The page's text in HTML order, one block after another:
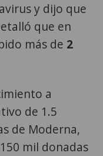
y dijo que
que en
más de 2
a
de 1.5
de Moderna,
mil donadas